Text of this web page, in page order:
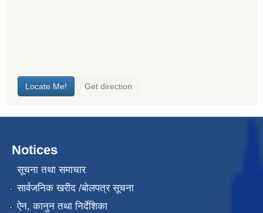
Notices
सूचना तथा समाचार
सार्वजनिक खरीद /बोलपत्र सूचना
ऐन, कानुन तथा निर्देशिका